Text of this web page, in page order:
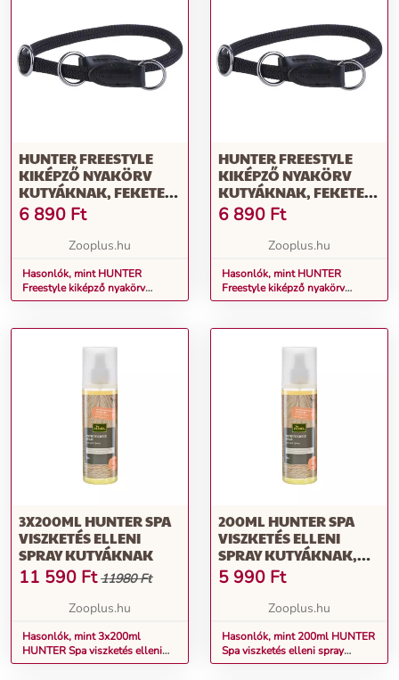
HUNTER FREESTYLE
KIKÉPZŐ NYAKÖRV
KUTYÁKNAK, FEKETE,
55-ÖS MÉRET
6 890 Ft
Zooplus.hu
Hasonlók, mint HUNTER
Freestyle kiképző nyakörv
kutyáknak, fekete, 55-ös méret
HUNTER FREESTYLE
KIKÉPZŐ NYAKÖRV
KUTYÁKNAK, FEKETE,
50-ES MÉRET
6 890 Ft
Zooplus.hu
Hasonlók, mint HUNTER
Freestyle kiképző nyakörv
kutyáknak, fekete, 50-es méret
3X200ML HUNTER SPA
VISZKETÉS ELLENI
SPRAY KUTYÁKNAK
11 590 Ft 11980 Ft
Zooplus.hu
Hasonlók, mint 3x200ml
HUNTER Spa viszketés elleni
spray kutyáknak
200ML HUNTER SPA
VISZKETÉS ELLENI
SPRAY KUTYÁKNAK,
MACSKÁKNAK
5 990 Ft
Zooplus.hu
Hasonlók, mint 200ml HUNTER
Spa viszketés elleni spray
kutyáknak, macskáknak